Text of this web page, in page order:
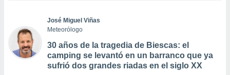
José Miguel Viñas
Meteorólogo
30 años de la tragedia de Biescas: el
camping se levantó en un barranco que ya
sufrió dos grandes riadas en el siglo XX